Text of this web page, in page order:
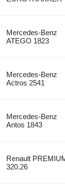
Mercedes-Benz
ATEGO 1823
Mercedes-Benz
Actros 2541
Mercedes-Benz
Antos 1843
Renault
320.26